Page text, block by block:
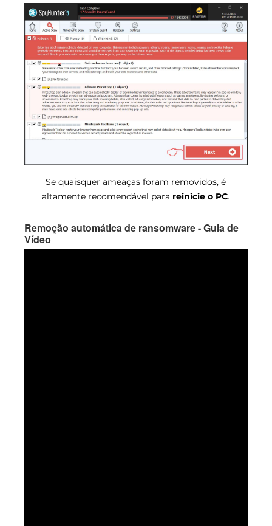
Se quaisquer ameaças foram removidos, é
altamente recomendável para reinicie o PC.
Remoção automática de ransomware - Guia de
Vídeo